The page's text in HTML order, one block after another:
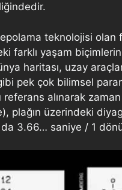
teknolojisi
yaşam
haritası, uzay
çok bilimsel
alınarak
plağın üzerindeki
3.66… saniye / 1